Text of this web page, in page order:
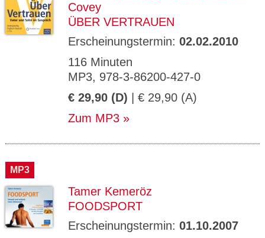
Covey
ÜBER VERTRAUEN
Erscheinungstermin: 02.02.2010
116 Minuten
MP3, 978-3-86200-427-0
€ 29,90 (D) | € 29,90 (A)
Zum MP3
MP3
Tamer Kemeröz
FOODSPORT
Erscheinungstermin: 01.10.2007